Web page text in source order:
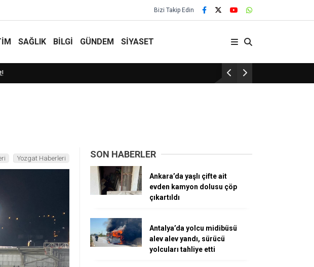
Bizi Takip Edin
SAĞLIK BİLGİ GÜNDEM SİYASET
Kaçak Kazı Yapan 5 Şüpheli Yakalandı!
Yozgat Haberleri SON HABERLER
Ankara’da yaşlı çifte ait
evden kamyon dolusu çöp
çıkartıldı
Antalya’da yolcu midibüsü
alev alev yandı, sürücü
yolcuları tahliye etti